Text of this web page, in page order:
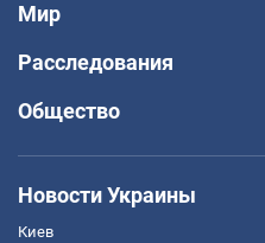
Мир
Расследования
Общество
Новости Украины
Киев